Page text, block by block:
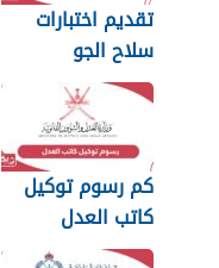
تقديم اختبارات
سلاح الجو
السلطاني العماني
2026
كم رسوم توكيل
كاتب العدل
سلطنة عمان 2026